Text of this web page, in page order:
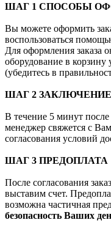
ШАГ 1 СПОСОБЫ
Вы можете оформить
воспользоваться
Для оформления заказа
оборудование в корзину
(убедитесь в
ШАГ 2
В течение 5 минут
менеджер свяжется с
согласования условий
ШАГ 3 ПРЕДОПЛАТА
После согласования
выставим счет.
возможна частичная
безопасность Ваших